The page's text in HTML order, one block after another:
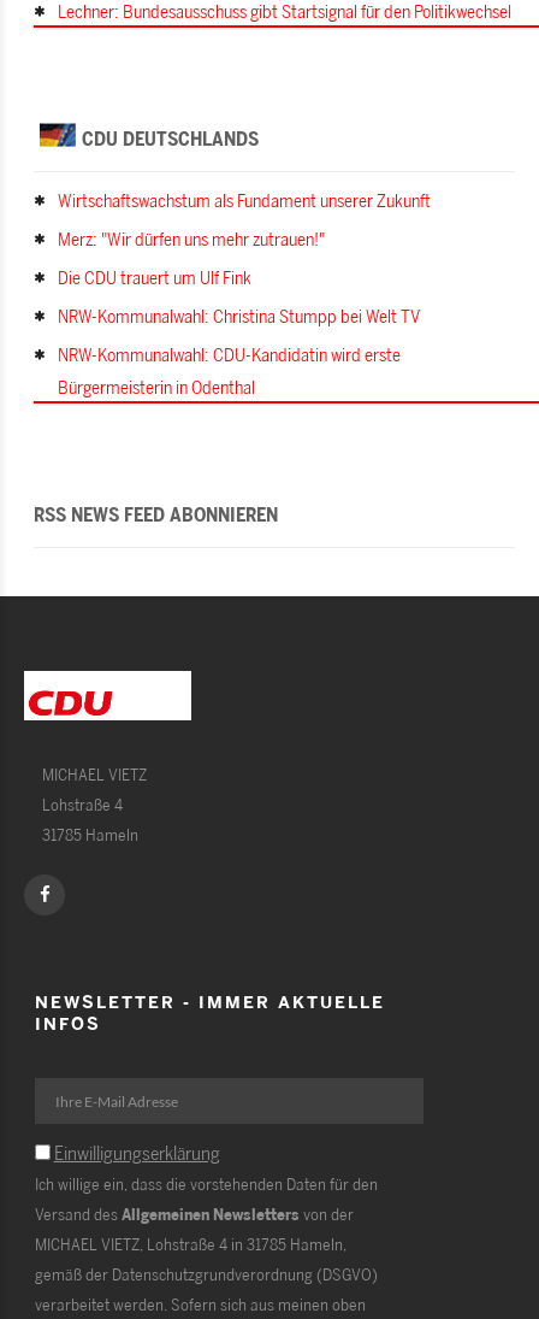
Lechner: Bundesausschuss gibt Startsignal für den Politikwechsel
CDU DEUTSCHLANDS
Wirtschaftswachstum als Fundament unserer Zukunft
Merz: "Wir dürfen uns mehr zutrauen!"
Die CDU trauert um Ulf Fink
NRW-Kommunalwahl: Christina Stumpp bei Welt TV
NRW-Kommunalwahl: CDU-Kandidatin wird erste
Bürgermeisterin in Odenthal
RSS NEWS FEED ABONNIEREN
MICHAEL VIETZ
Lohstraße 4
31785 Hameln
NEWSLETTER - IMMER AKTUELLE
INFOS
Einwilligungserklärung
Ich willige ein, dass die vorstehenden Daten für den
Versand desAllgemeinen Newsletters von der
MICHAEL VIETZ, Lohstraße 4 in 31785 Hameln,
gemäß der Datenschutzgrundverordnung (DSGVO)
verarbeitet werden. Sofern sich aus meinen oben